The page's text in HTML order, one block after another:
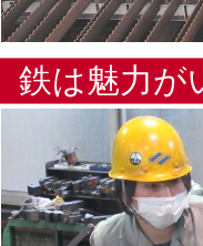
鉄は魅力が